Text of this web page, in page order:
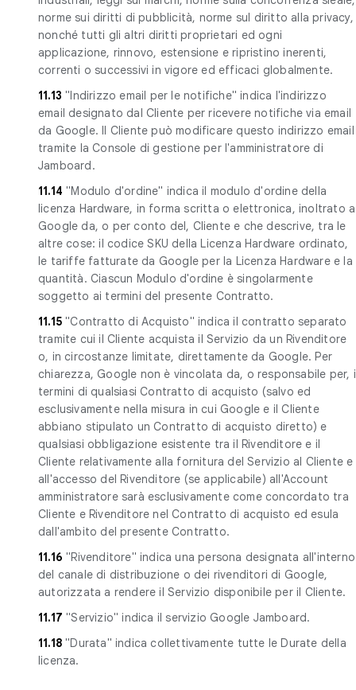
norme sui diritti di pubblicità, norme sul diritto alla privacy,
nonché tutti gli altri diritti proprietari ed ogni
applicazione, rinnovo, estensione e ripristino inerenti,
correnti o successivi in vigore ed efficaci globalmente.
11.13 "Indirizzo email per le notifiche" indica l'indirizzo
email designato dal Cliente per ricevere notifiche via email
da Google. Il Cliente può modificare questo indirizzo email
tramite la Console di gestione per l'amministratore di
Jamboard.
11.14 "Modulo d'ordine" indica il modulo d'ordine della
licenza Hardware, in forma scritta o elettronica, inoltrato a
Google da, o per conto del, Cliente e che descrive, tra le
altre cose: il codice SKU della Licenza Hardware ordinato,
le tariffe fatturate da Google per la Licenza Hardware e la
quantità. Ciascun Modulo d'ordine è singolarmente
soggetto ai termini del presente Contratto.
11.15 "Contratto di Acquisto" indica il contratto separato
tramite cui il Cliente acquista il Servizio da un Rivenditore
o, in circostanze limitate, direttamente da Google. Per
chiarezza, Google non è vincolata da, o responsabile per, i
termini di qualsiasi Contratto di acquisto (salvo ed
esclusivamente nella misura in cui Google e il Cliente
abbiano stipulato un Contratto di acquisto diretto) e
qualsiasi obbligazione esistente tra il Rivenditore e il
Cliente relativamente alla fornitura del Servizio al Cliente e
all'accesso del Rivenditore (se applicabile) all'Account
amministratore sarà esclusivamente come concordato tra
Cliente e Rivenditore nel Contratto di acquisto ed esula
dall'ambito del presente Contratto.
11.16 "Rivenditore" indica una persona designata all'interno
del canale di distribuzione o dei rivenditori di Google,
autorizzata a rendere il Servizio disponibile per il Cliente.
11.17 "Servizio" indica il servizio Google Jamboard.
11.18 "Durata" indica collettivamente tutte le Durate della
licenza.